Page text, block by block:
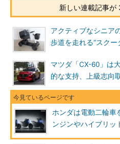
新しい連載記事が
アクティブなシニア
歩道を走れる“スクー
マツダ「CX-60」は
的な支持、上級志向
ホンダは電動二輪車
ンジンやハイブリッ